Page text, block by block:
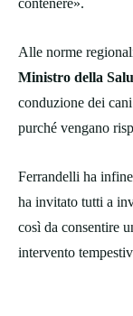
contenere».
Alle norme
Ministro della
conduzione dei
purché vengano
Ferrandelli ha
ha invitato tutti a
così da consentire
intervento